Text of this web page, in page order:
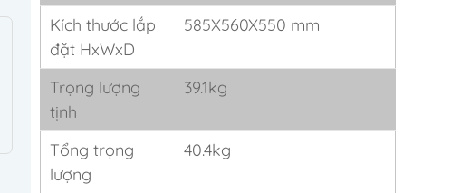
Kích thước lắp
đặt HxWxD
585X560X550 mm
Trọng lượng
tịnh
39.1kg
Tổng trọng
lượng
40.4kg